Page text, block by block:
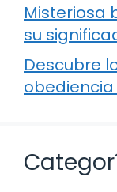
Misteriosa
su
Descubre
obediencia